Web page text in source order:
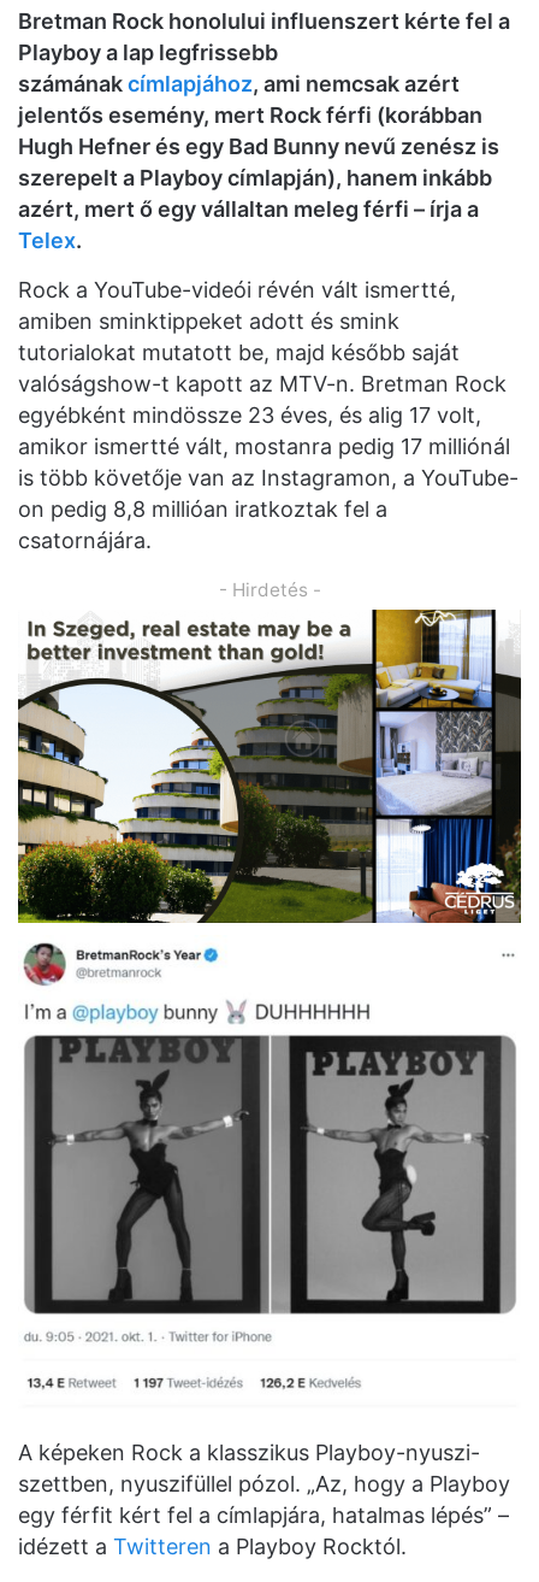
Bretman Rock honolului influenszert kérte fel a
Playboy a lap legfrissebb
számánakcímlapjához, ami nemcsak azért
jelentős esemény, mert Rock férfi (korábban
Hugh Hefner és egy Bad Bunny nevű zenész is
szerepelt a Playboy címlapján), hanem inkább
azért, mert ő egy vállaltan meleg férfi – írja a
Telex.
Rock a YouTube-videói révén vált ismertté,
amiben sminktippeket adott és smink
tutorialokat mutatott be, majd később saját
valóságshow-t kapott az MTV-n. Bretman Rock
egyébként mindössze 23 éves, és alig 17 volt,
amikor ismertté vált, mostanra pedig 17 milliónál
is több követője van az Instagramon, a YouTube-
on pedig 8,8 millióan iratkoztak fel a
csatornájára.
- Hirdetés -
A képeken Rock a klasszikus Playboy-nyuszi-
szettben, nyuszifüllel pózol. „Az, hogy a Playboy
egy férfit kért fel a címlapjára, hatalmas lépés” –
idézett a Twitteren a Playboy Rocktól.